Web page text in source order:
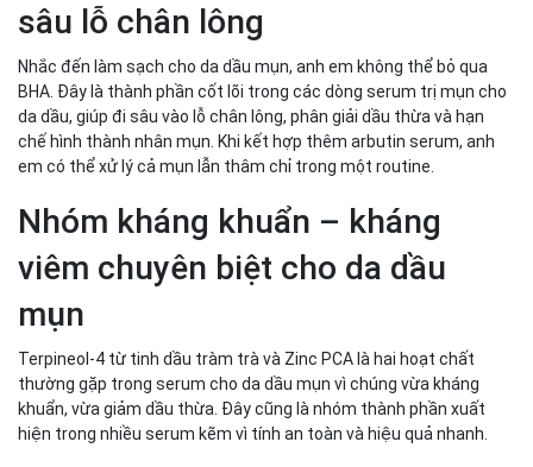
sâu lỗ chân lông
Nhắc đến làm sạch cho da dầu mụn, anh em không thể bỏ qua
BHA. Đây là thành phần cốt lõi trong các dòng serum trị mụn cho
da dầu, giúp đi sâu vào lỗ chân lông, phân giải dầu thừa và hạn
chế hình thành nhân mụn. Khi kết hợp thêm arbutin serum, anh
em có thể xử lý cả mụn lẫn thâm chỉ trong một routine.
Nhóm kháng khuẩn – kháng
viêm chuyên biệt cho da dầu
mụn
Terpineol-4 từ tinh dầu tràm trà và Zinc PCA là hai hoạt chất
thường gặp trong serum cho da dầu mụn vì chúng vừa kháng
khuẩn, vừa giảm dầu thừa. Đây cũng là nhóm thành phần xuất
hiện trong nhiều serum kẽm vì tính an toàn và hiệu quả nhanh.